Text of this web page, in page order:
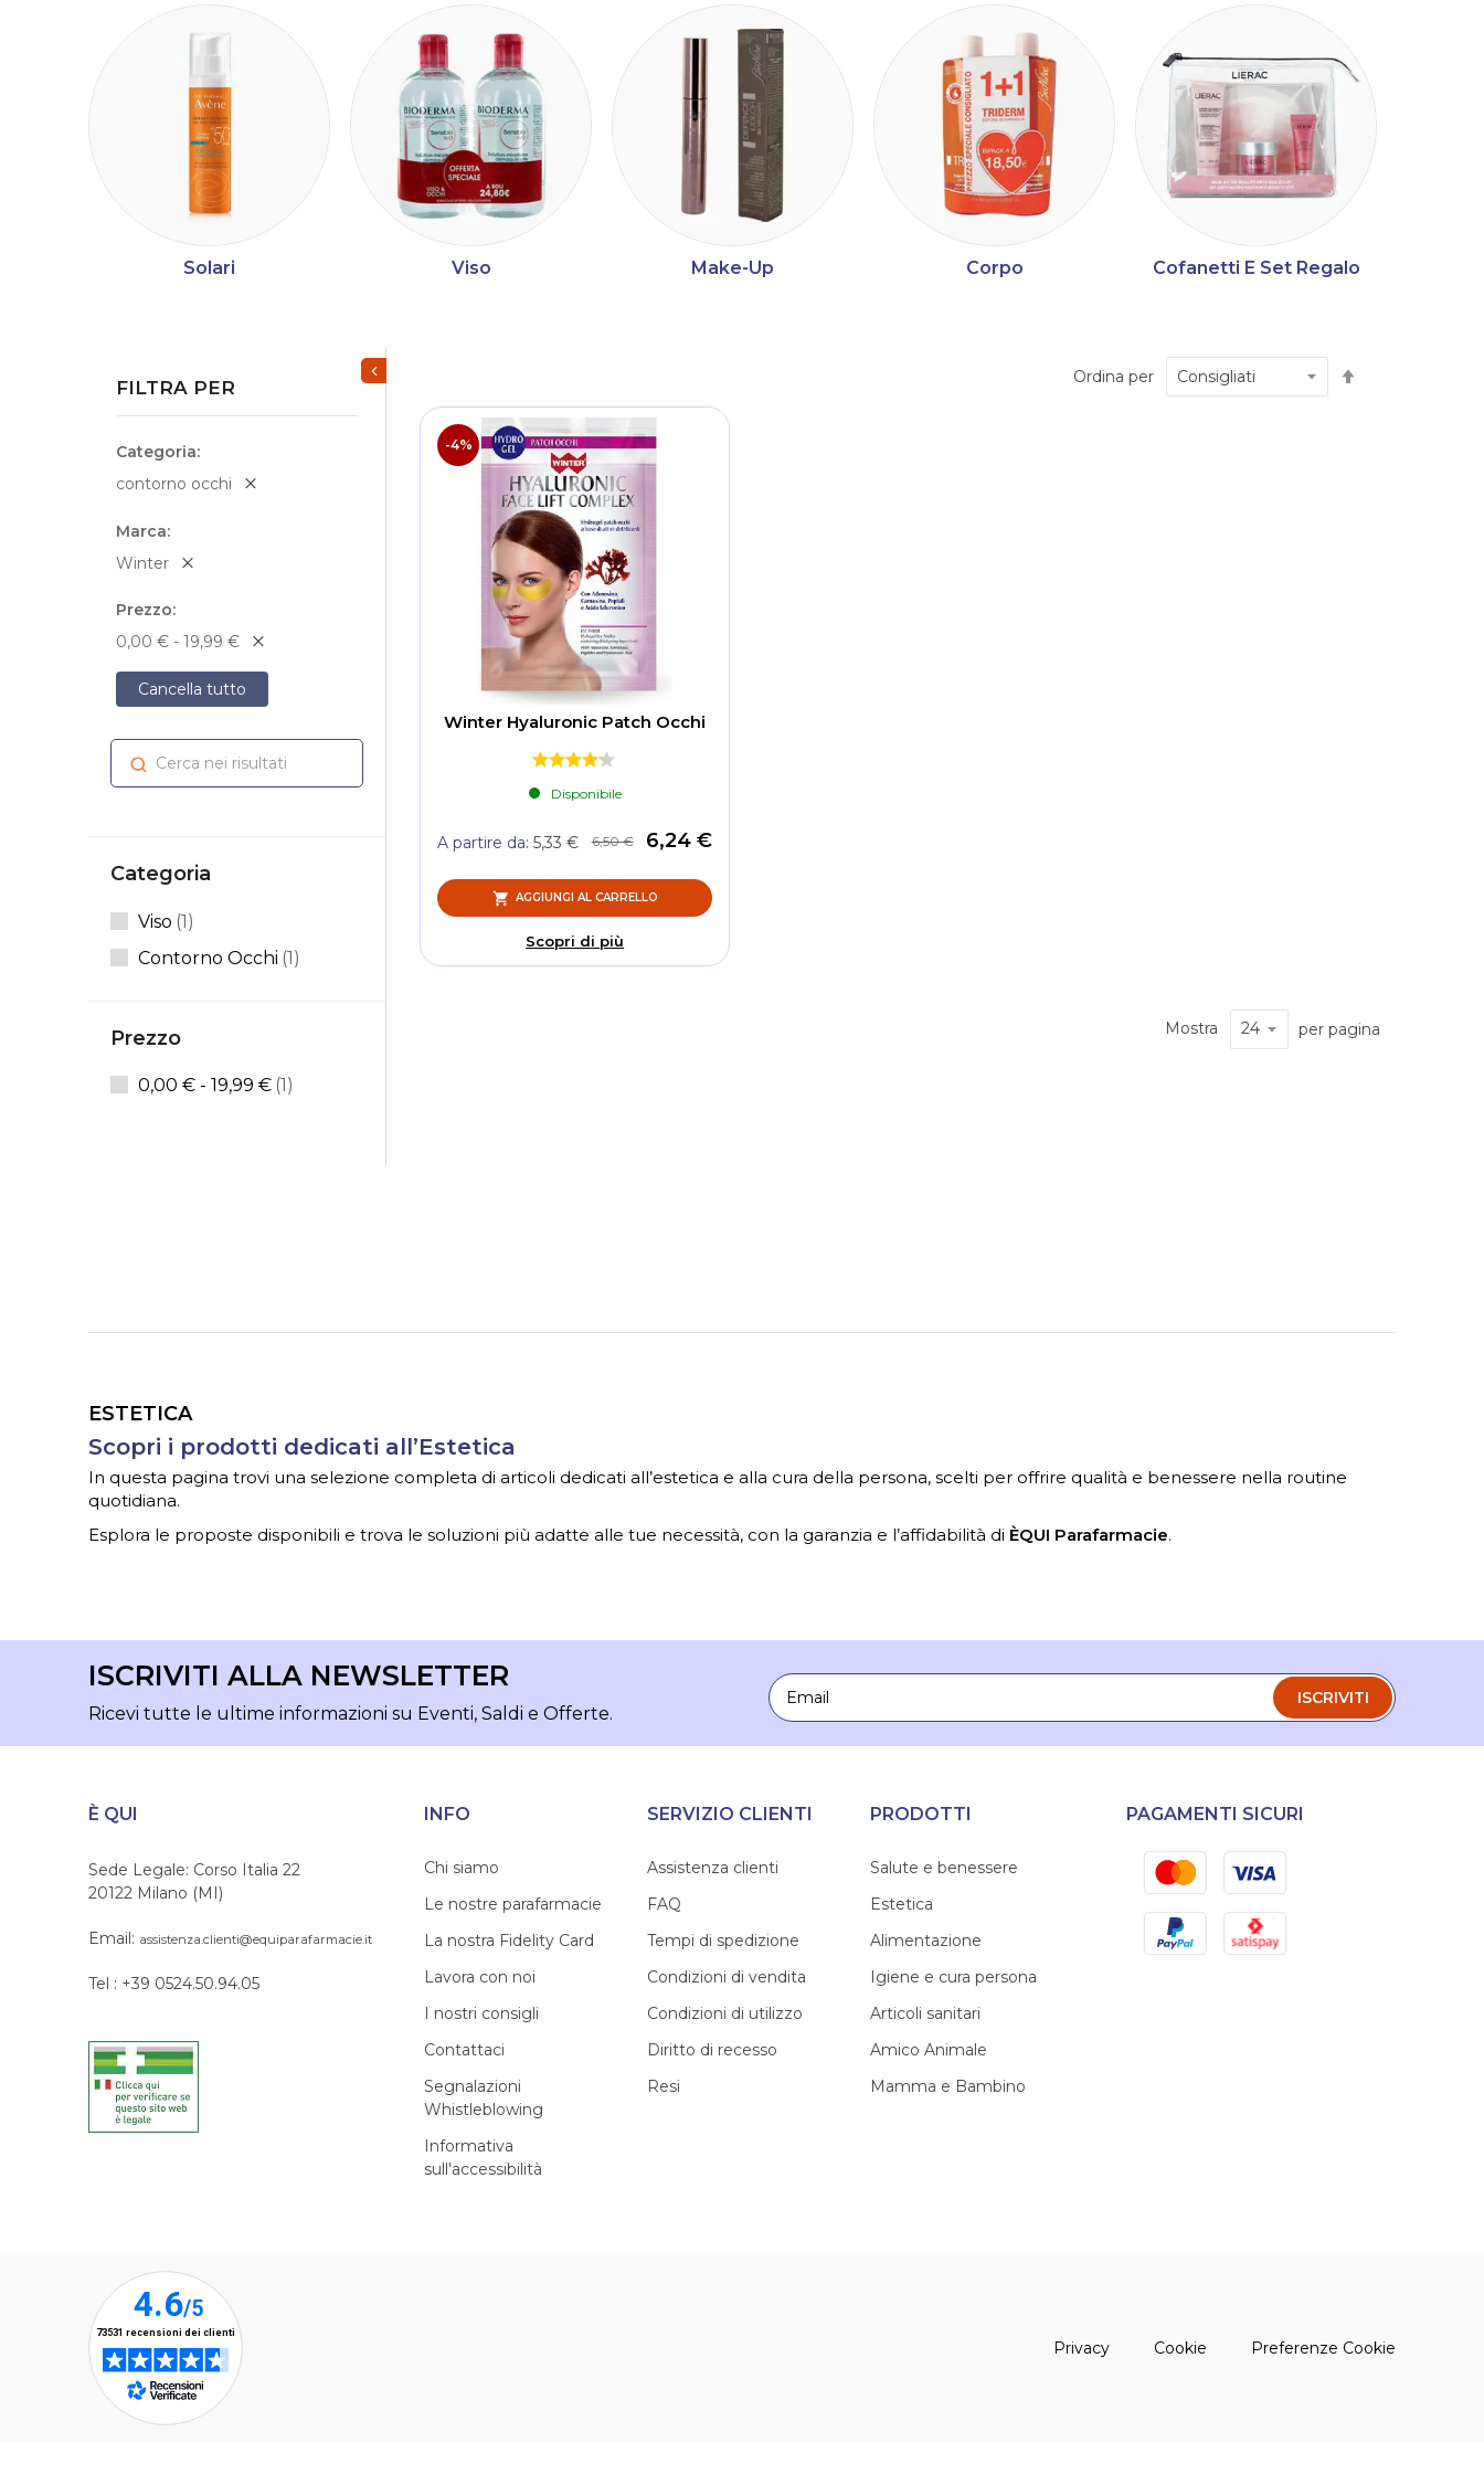
Solari Viso Make-Up Corpo Cofanetti E Set Regalo
Ordina per
-4%
Winter Hyaluronic Patch Occhi
Disponibile
6,24 €
6,50 €
A partire da 5,33 €
AGGIUNGI AL CARRELLO
Scopri di più
Mostra per pagina
FILTRA PER
Categoria
contorno occhi
Marca
Winter
Prezzo
0,00 € - 19,99 €
Cancella tutto
Cerca nei risultati Cerca
Categoria
Viso 1Elemento
Contorno Occhi 1Elemento
Prezzo
0,00 € - 19,99 € 1 elemento
Mostra/Nascondi filtri
ESTETICA
Scopri i prodotti dedicati all’Estetica
In questa pagina trovi una selezione completa di articoli dedicati all’estetica e alla cura della persona, scelti per offrire qualità e benessere nella routine
quotidiana.
Esplora le proposte disponibili e trova le soluzioni più adatte alle tue necessità, con la garanzia e l’affidabilità di ÈQUI Parafarmacie.
ISCRIVITI ALLA NEWSLETTER
Ricevi tutte le ultime informazioni su Eventi, Saldi e Offerte.
Email
ISCRIVITI
È QUI
Sede Legale: Corso Italia 22
20122 Milano (MI)
Email: assistenza.clienti@equiparafarmacie.it
Tel : +39 0524.50.94.05
INFO
Chi siamo
Le nostre parafarmacie
La nostra Fidelity Card
Lavora con noi
I nostri consigli
Contattaci
Segnalazioni
Whistleblowing
Informativa
sull'accessibilità
SERVIZIO CLIENTI
Assistenza clienti
FAQ
Tempi di spedizione
Condizioni di vendita
Condizioni di utilizzo
Diritto di recesso
Resi
PRODOTTI
Salute e benessere
Estetica
Alimentazione
Igiene e cura persona
Articoli sanitari
Amico Animale
Mamma e Bambino
PAGAMENTI SICURI
MastercardVisa
PayPal Satispay
Privacy(apre una nuova finestra)
Cookie (apre una nuova finestra)
Preferenze Cookie